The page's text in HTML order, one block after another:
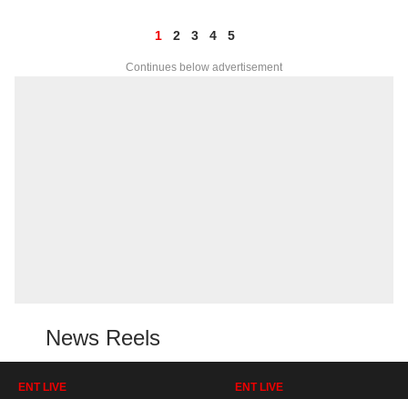
1 2 3 4 5
Continues below advertisement
News Reels
ENT LIVE ENT LIVE